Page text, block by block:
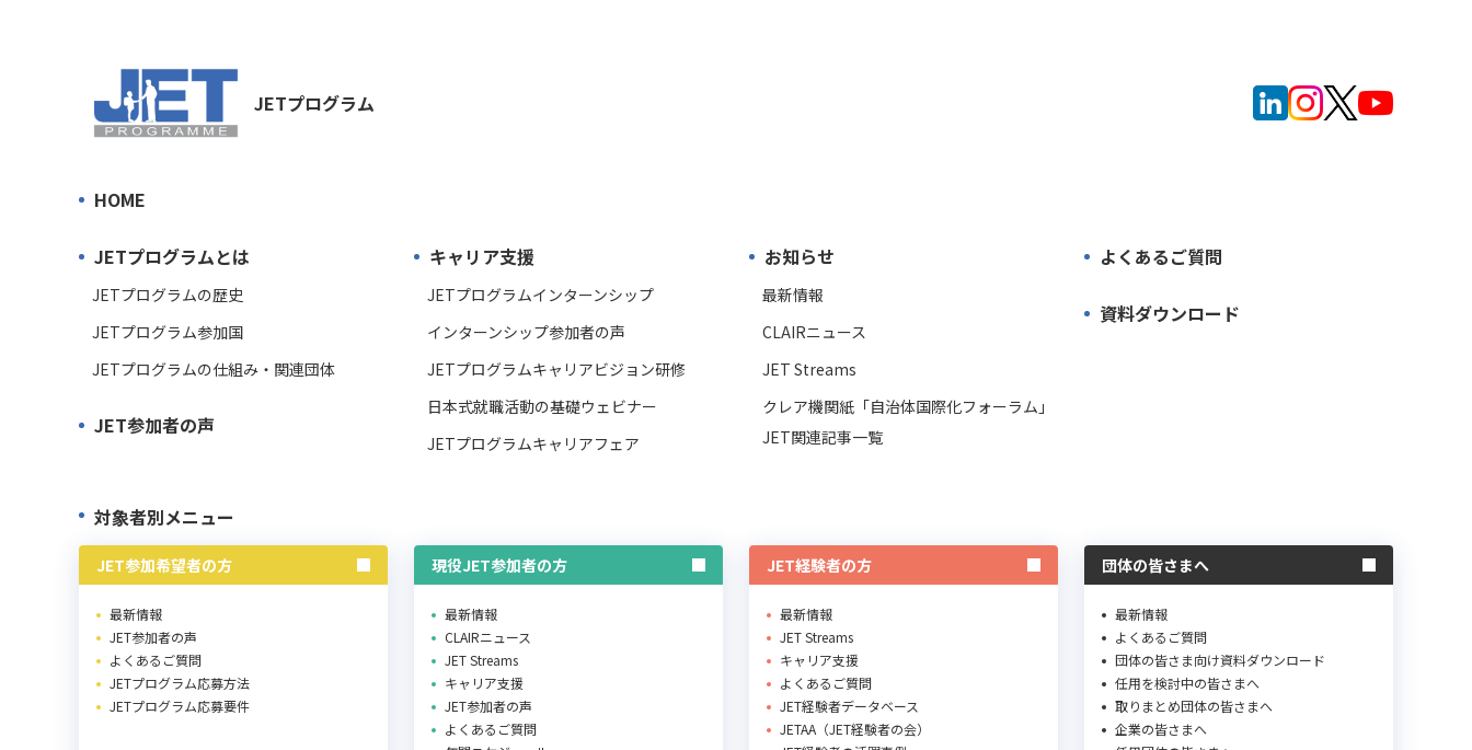
JETプログラム
HOME
JETプログラムとは
JETプログラムの歴史
JETプログラム参加国
JETプログラムの仕組み・関連団体
JET参加者の声
キャリア支援
JETプログラムインターンシップ
インターンシップ参加者の声
JETプログラムキャリアビジョン研修
日本式就職活動の基礎ウェビナー
JETプログラムキャリアフェア
お知らせ
最新情報
CLAIRニュース
JET Streams
クレア機関紙「自治体国際化フォーラム」
JET関連記事一覧
よくあるご質問
資料ダウンロード
対象者別メニュー
JET参加希望者の方
最新情報
JET参加者の声
よくあるご質問
JETプログラム応募方法
JETプログラム応募要件
現役JET参加者の方
最新情報
CLAIRニュース
JET Streams
キャリア支援
JET参加者の声
よくあるご質問
JET経験者の方
最新情報
JET Streams
キャリア支援
よくあるご質問
JET経験者データベース
JETAA（JET経験者の会）
団体の皆さまへ
最新情報
よくあるご質問
団体の皆さま向け資料ダウンロード
任用を検討中の皆さまへ
取りまとめ団体の皆さまへ
企業の皆さまへ